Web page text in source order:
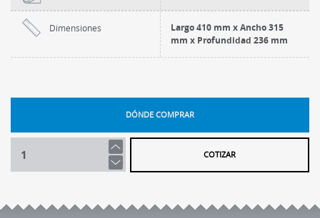
Dimensiones
Largo 410 mm x Ancho 315
mm x Profundidad 236 mm
DÓNDE COMPRAR
COTIZAR